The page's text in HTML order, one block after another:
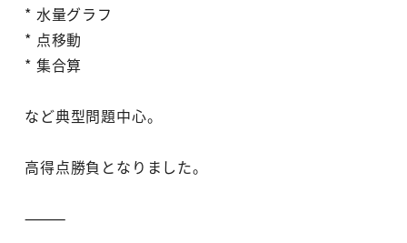
* 水量グラフ
* 点移動
* 集合算
など典型問題中心。
高得点勝負となりました。
⸻